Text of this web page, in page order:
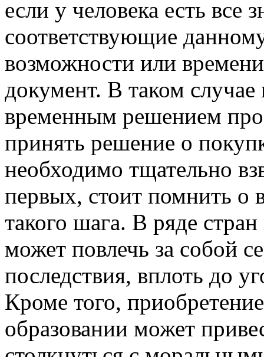
если у человека есть все
соответствующие
возможности или
документ. В таком
временным решением
принять решение о
необходимо тщательно
первых, стоит помнить о
такого шага. В ряде
может повлечь за собой
последствия, вплоть до
Кроме того,
образовании может